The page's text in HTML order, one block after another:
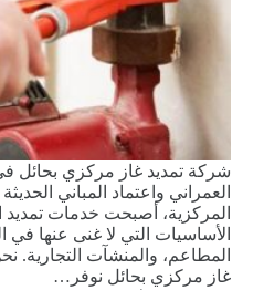
شركة تمديد غاز مركزي بحائل
العمراني واعتماد المباني
المركزية، أصبحت خدمات تمديد
الأساسيات التي لا غنى عنها في
المطاعم، والمنشآت التجارية.
غاز مركزي بحائل نوفر…